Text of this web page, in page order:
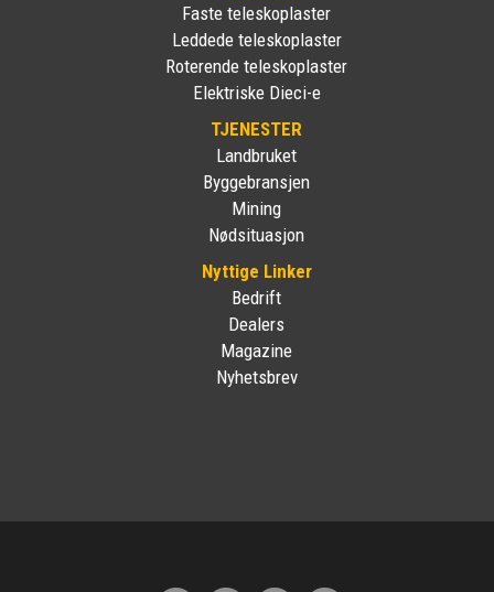
Faste teleskoplaster
Leddede teleskoplaster
Roterende teleskoplaster
Elektriske Dieci-e
TJENESTER
Landbruket
Byggebransjen
Mining
Nødsituasjon
Nyttige Linker
Bedrift
Dealers
Magazine
Nyhetsbrev